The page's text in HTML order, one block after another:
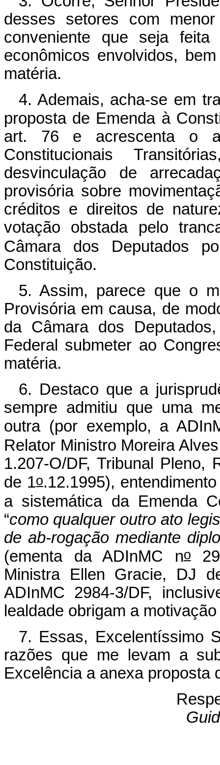
desses setores com
conveniente que seja
econômicos envolvidos,
matéria.
4. Ademais, acha-se em
proposta de Emenda à
art. 76 e acrescenta o
Constitucionais
desvinculação de
provisória sobre
créditos e direitos de
votação obstada pelo
Câmara dos Deputados
Constituição.
5. Assim, parece que o
Provisória em causa, de
da Câmara dos
Federal submeter ao
matéria.
6. Destaco que a
sempre admitiu que uma
outra (por exemplo, a
Relator Ministro Moreira
1.207-O/DF, Tribunal Pleno,
de 1o.12.1995),
a sistemática da Emenda
“como qualquer outro ato
de ab-rogação mediante
(ementa da ADInMC no
Ministra Ellen Gracie, DJ
ADInMC 2984-3/DF,
lealdade obrigam a
7. Essas, Excelentíssimo
razões que me levam a
Excelência a anexa proposta